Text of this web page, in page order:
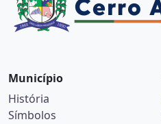
Município
História
Símbolos